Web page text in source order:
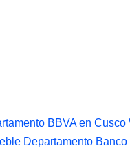
BBVA en
Departamento